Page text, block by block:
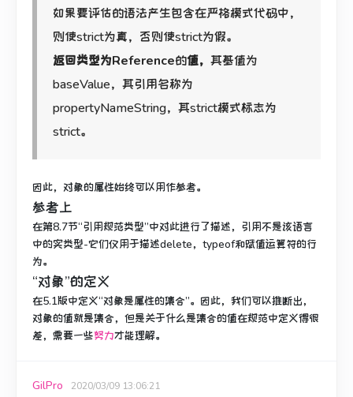
如果要评估的语法产生包含在严格模式代码中，
则使strict为真，否则使strict为假。
返回类型为Reference的值， 其基值为
baseValue，其引用名称为
propertyNameString，其strict模式标志为
strict。
因此，对象的属性始终可以用作参考。
参考上
在第8.7节“引用规范类型”中对此进行了描述，引用不是该语言
中的实类型-它们仅用于描述delete，typeof和赋值运算符的行
为。
“对象”的定义
在5.1版中定义“对象是属性的集合”。 因此，我们可以推断出，
对象的值就是集合，但是关于什么是集合的值在规范中定义得很
差，需要一些努力才能理解。
GilPro 2020/03/09 13:06:21